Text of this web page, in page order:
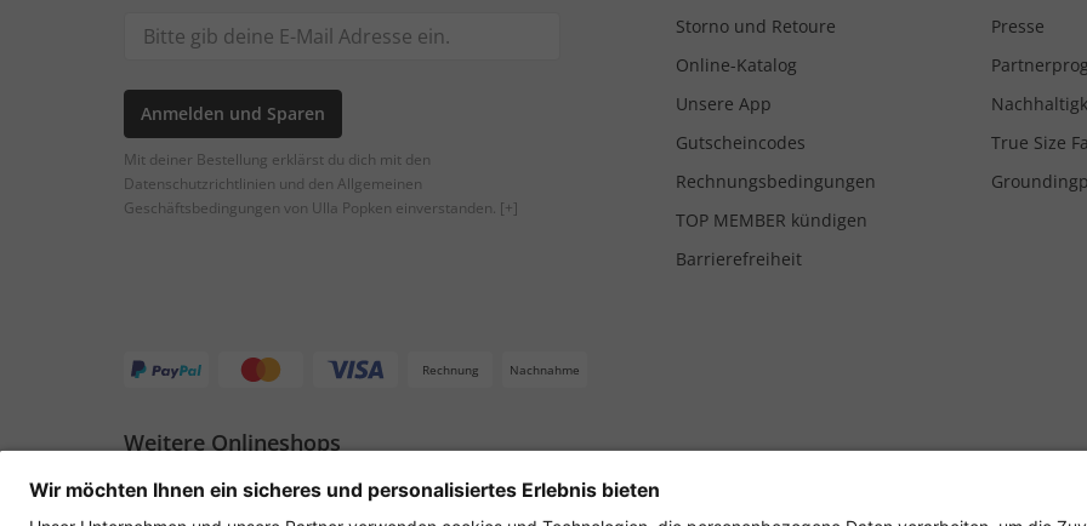
Anmelden und Sparen
Mit deiner Bestellung erklärst du dich mit den
Datenschutzrichtlinien und den Allgemeinen
Geschäftsbedingungen von Ulla Popken einverstanden. [+]
Storno und Retoure
Online-Katalog
Unsere App
Gutscheincodes
Rechnungsbedingungen
TOP MEMBER kündigen
Barrierefreiheit
Presse
True Size
Rechnung Nachnahme
Weitere Onlineshops
Deutschland